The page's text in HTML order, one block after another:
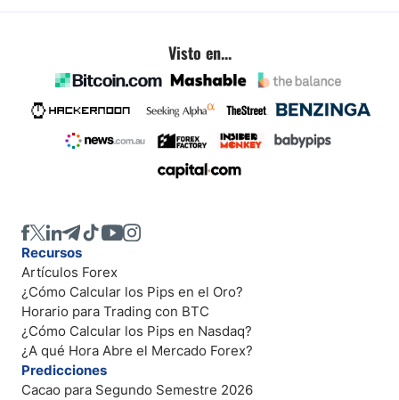
Visto en...
Recursos
Artículos Forex
¿Cómo Calcular los Pips en el Oro?
Horario para Trading con BTC
¿Cómo Calcular los Pips en Nasdaq?
¿A qué Hora Abre el Mercado Forex?
Predicciones
Cacao para Segundo Semestre 2026